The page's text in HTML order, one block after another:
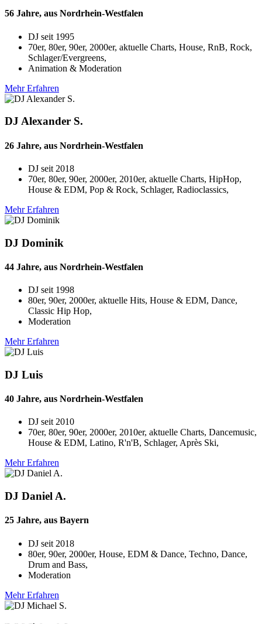
56 Jahre, aus Nordrhein-Westfalen
DJ seit 1995
70er, 80er, 90er, 2000er, aktuelle Charts, House, RnB, Rock,
Schlager/Evergreens,
Animation & Moderation
Mehr Erfahren
DJ Alexander S.
26 Jahre, aus Nordrhein-Westfalen
DJ seit 2018
70er, 80er, 90er, 2000er, 2010er, aktuelle Charts, HipHop,
House & EDM, Pop & Rock, Schlager, Radioclassics,
Mehr Erfahren
DJ Dominik
44 Jahre, aus Nordrhein-Westfalen
DJ seit 1998
80er, 90er, 2000er, aktuelle Hits, House & EDM, Dance,
Classic Hip Hop,
Moderation
Mehr Erfahren
DJ Luis
40 Jahre, aus Nordrhein-Westfalen
DJ seit 2010
70er, 80er, 90er, 2000er, 2010er, aktuelle Charts, Dancemusic,
House & EDM, Latino, R'n'B, Schlager, Après Ski,
Mehr Erfahren
DJ Daniel A.
25 Jahre, aus Bayern
DJ seit 2018
80er, 90er, 2000er, House, EDM & Dance, Techno, Dance,
Drum and Bass,
Moderation
Mehr Erfahren